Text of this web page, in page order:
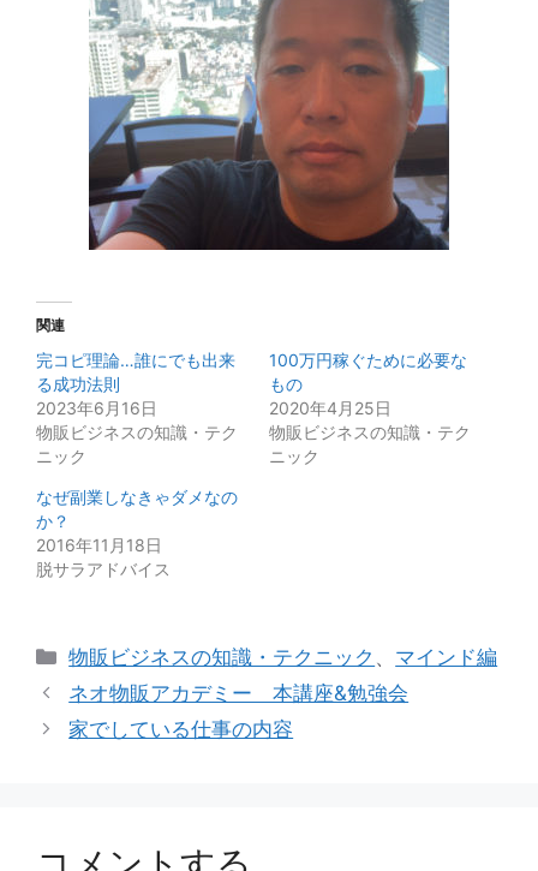
関連
完コピ理論…誰にでも出来
る成功法則
2023年6月16日
物販ビジネスの知識・テク
ニック
100万円稼ぐために必要な
もの
2020年4月25日
物販ビジネスの知識・テク
ニック
なぜ副業しなきゃダメなの
か？
2016年11月18日
脱サラアドバイス
カ
テ
ゴ
リ
物販ビジネスの知識・テクニック 、 マインド編
ネオ物販アカデミー 本講座&勉強会
家でしている仕事の内容
コメントする